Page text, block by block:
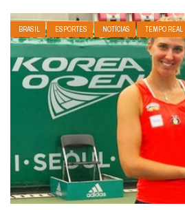
BRASIL ESPORTES NOTÍCIAS TEMPO REAL